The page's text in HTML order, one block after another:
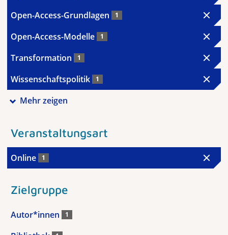
Open-Access-Grundlagen 1
Open-Access-Modelle 1
Transformation 1
Wissenschaftspolitik 1
Mehr zeigen
Veranstaltungsart
Online 1
Zielgruppe
Autor*innen 1